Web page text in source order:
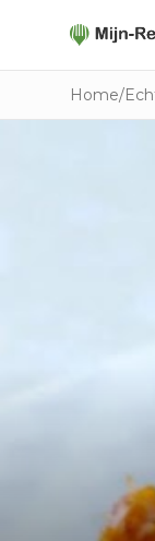
Home/